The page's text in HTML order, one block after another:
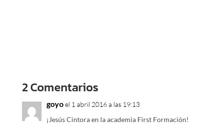
2 Comentarios
goyoel 1 abril 2016 a las 19:13
¡Jesús Cintora en la academia First Formación!